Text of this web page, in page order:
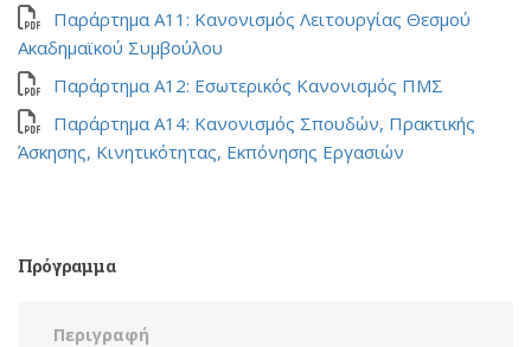
Παράρτημα Α11: Κανονισμός Λειτουργίας Θεσμού
Ακαδημαϊκού Συμβούλου
Παράρτημα Α12: Εσωτερικός Κανονισμός ΠΜΣ
Παράρτημα Α14: Κανονισμός Σπουδών, Πρακτικής
Άσκησης, Κινητικότητας, Εκπόνησης Εργασιών
Πρόγραμμα
Περιγραφή